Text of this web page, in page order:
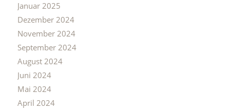
Januar 2025
Dezember 2024
November 2024
September 2024
August 2024
Juni 2024
Mai 2024
April 2024